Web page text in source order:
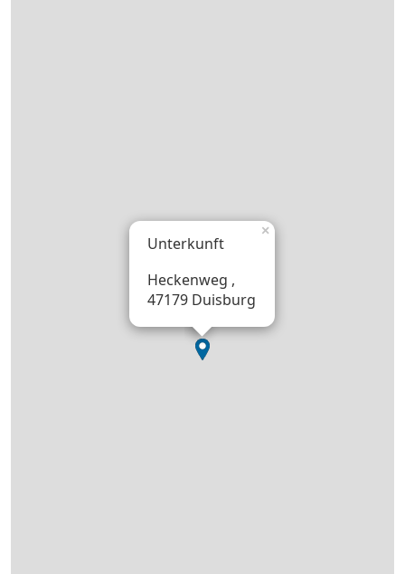
Unterkunft
Heckenweg ,
47179 Duisburg
×